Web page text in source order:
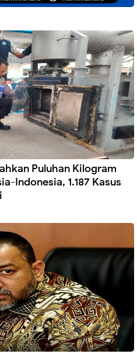
Puluhan Kilogram
Indonesia, 1.187 Kasus